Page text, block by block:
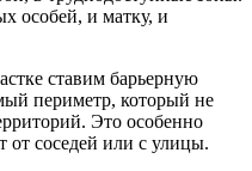
особей, и матку, и
ставим барьерную
периметр, который не
Это особенно
от соседей или с улицы.